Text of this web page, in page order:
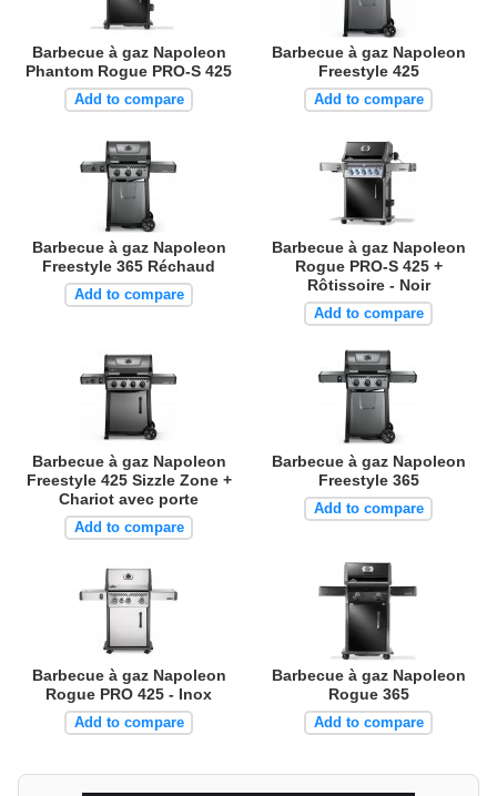
Barbecue à gaz Napoleon
Phantom Rogue PRO-S 425
Add to compare
Barbecue à gaz Napoleon
Freestyle 425
Add to compare
Barbecue à gaz Napoleon
Freestyle 365 Réchaud
Add to compare
Barbecue à gaz Napoleon
Rogue PRO-S 425 +
Rôtissoire - Noir
Add to compare
Barbecue à gaz Napoleon
Freestyle 425 Sizzle Zone +
Chariot avec porte
Add to compare
Barbecue à gaz Napoleon
Freestyle 365
Add to compare
Barbecue à gaz Napoleon
Rogue PRO 425 - Inox
Add to compare
Barbecue à gaz Napoleon
Rogue 365
Add to compare